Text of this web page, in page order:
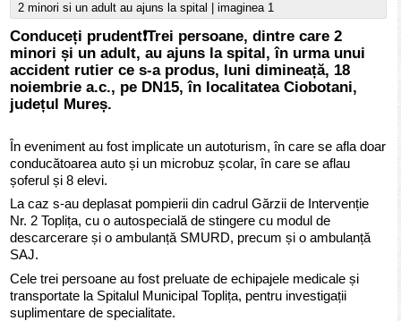
2 minori si un adult au ajuns la spital | imaginea 1
Conduceți prudent❗️Trei persoane, dintre care 2
minori și un adult, au ajuns la spital, în urma unui
accident rutier ce s-a produs, luni dimineață, 18
noiembrie a.c., pe DN15, în localitatea Ciobotani,
județul Mureș.
În eveniment au fost implicate un autoturism, în care se afla doar
conducătoarea auto și un microbuz școlar, în care se aflau
șoferul și 8 elevi.
La caz s-au deplasat pompierii din cadrul Gărzii de Intervenție
Nr. 2 Toplița, cu o autospecială de stingere cu modul de
descarcerare și o ambulanță SMURD, precum și o ambulanță
SAJ.
Cele trei persoane au fost preluate de echipajele medicale și
transportate la Spitalul Municipal Toplița, pentru investigații
suplimentare de specialitate.